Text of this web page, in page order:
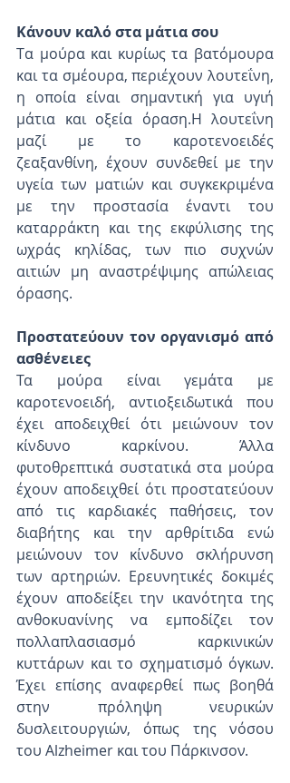
Κάνουν καλό στα μάτια σου
Tα μούρα και κυρίως τα βατόμουρα
και τα σμέουρα, περιέχουν λουτεΐνη,
η οποία είναι σημαντική για υγιή
μάτια και οξεία όραση.Η λουτεΐνη
μαζί με το καροτενοειδές
ζεαξανθίνη, έχουν συνδεθεί με την
υγεία των ματιών και συγκεκριμένα
με την προστασία έναντι του
καταρράκτη και της εκφύλισης της
ωχράς κηλίδας, των πιο συχνών
αιτιών μη αναστρέψιμης απώλειας
όρασης.
Προστατεύουν τον οργανισμό από
ασθένειες
Τα μούρα είναι γεμάτα με
καροτενοειδή, αντιοξειδωτικά που
έχει αποδειχθεί ότι μειώνουν τον
κίνδυνο καρκίνου. Άλλα
φυτοθρεπτικά συστατικά στα μούρα
έχουν αποδειχθεί ότι προστατεύουν
από τις καρδιακές παθήσεις, τον
διαβήτης και την αρθρίτιδα ενώ
μειώνουν τον κίνδυνο σκλήρυνση
των αρτηριών. Ερευνητικές δοκιμές
έχουν αποδείξει την ικανότητα της
ανθοκυανίνης να εμποδίζει τον
πολλαπλασιασμό καρκινικών
κυττάρων και το σχηματισμό όγκων.
Έχει επίσης αναφερθεί πως βοηθά
στην πρόληψη νευρικών
δυσλειτουργιών, όπως της νόσου
του Alzheimer και του Πάρκινσον.